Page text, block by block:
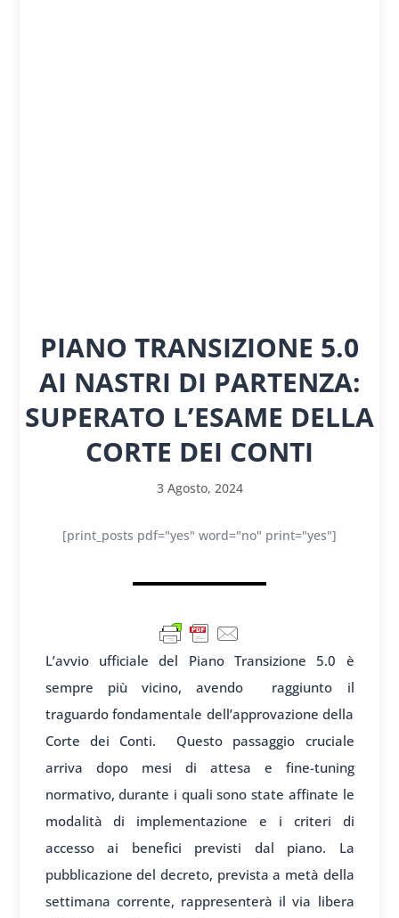
PIANO TRANSIZIONE 5.0
AI NASTRI DI PARTENZA:
SUPERATO L’ESAME DELLA
CORTE DEI CONTI
3 Agosto, 2024
[print_posts pdf="yes" word="no" print="yes"]
L’avvio ufficiale del Piano Transizione 5.0 è
sempre più vicino, avendo raggiunto il
traguardo fondamentale dell’approvazione della
Corte dei Conti. Questo passaggio cruciale
arriva dopo mesi di attesa e fine-tuning
normativo, durante i quali sono state affinate le
modalità di implementazione e i criteri di
accesso ai benefici previsti dal piano. La
pubblicazione del decreto, prevista a metà della
settimana corrente, rappresenterà il via libera